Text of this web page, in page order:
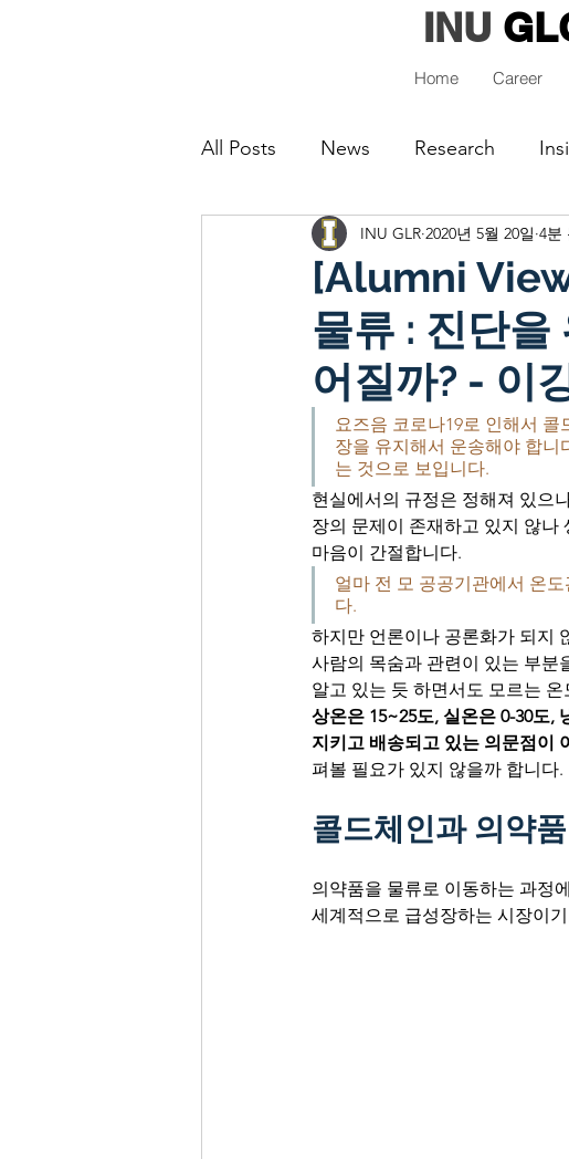
INU
Home Career
All Posts News Research
[Alumni
물류 : 진단을
어질까? - 이
INU GLR 2020년 5월 20일 4분
요즈음 코로나19로 인해서
장을 유지해서 운송해야 합니
는 것으로 보입니다.
현실에서의 규정은 정해져 있으
장의 문제이 존재하고 있지 않나
마음이 간절합니다.
얼마 전 모 공공기관에서 온
다.
하지만 언론이나 공론화가 되지
사람의 목숨과 관련이 있는 부분
알고 있는 듯 하면서도 모르는
상온은 15~25도, 실온은 0-30도,
지키고 배송되고 있는 의문점이
펴볼 필요가 있지 않을까 합니다.
콜드체인과 의약품
의약품을 물류로 이동하는 과정
세계적으로 급성장하는 시장이